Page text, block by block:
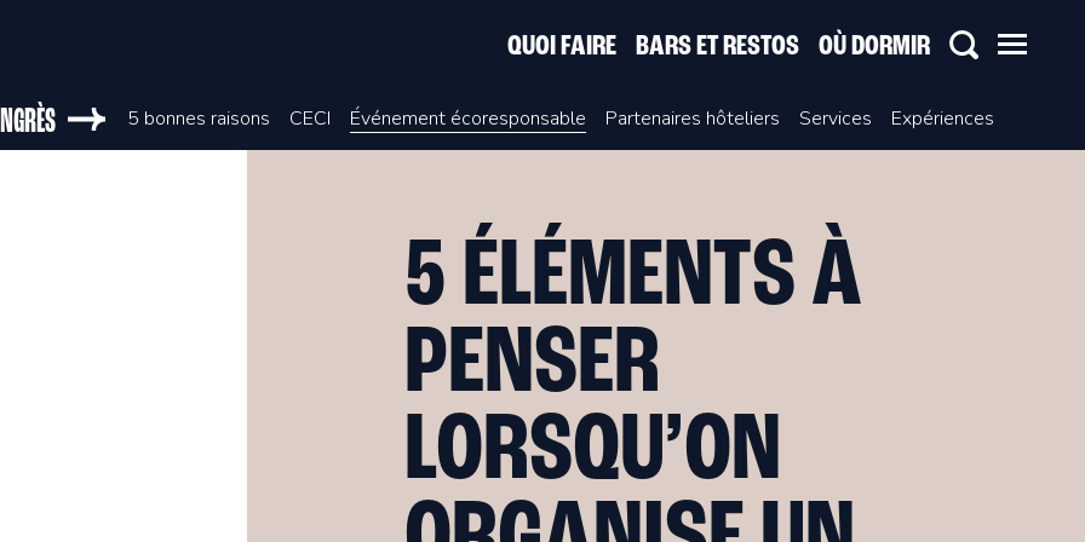
QUOI FAIRE BARS ET RESTOS OÙ DORMIR
5 bonnes raisons CECI Événement écoresponsable Partenaires hôteliers Services Expériences
5 ÉLÉMENTS À
PENSER
LORSQU’ON